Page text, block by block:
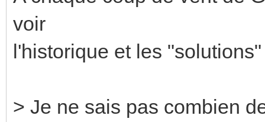
voir
l'historique et les
> Je ne sais pas combien